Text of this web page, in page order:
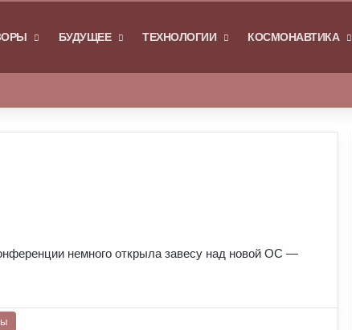
БУДУЩЕЕ ТЕХНОЛОГИИ КОСМОНАВТИКА
немного открыла завесу над новой ОС —